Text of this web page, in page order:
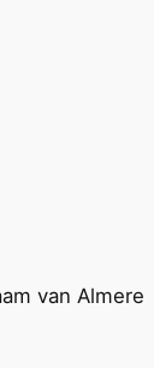
van Almere